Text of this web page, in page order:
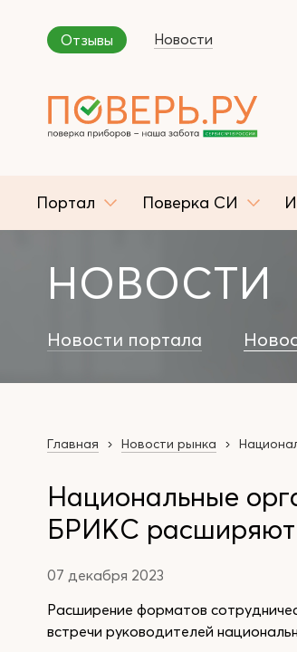
Отзывы Новости
Портал Поверка СИ
НОВОСТИ
Новости портала
Главная Новости рынка
Национальные
БРИКС расширяют
07 декабря 2023
Расширение форматов
встречи руководителей